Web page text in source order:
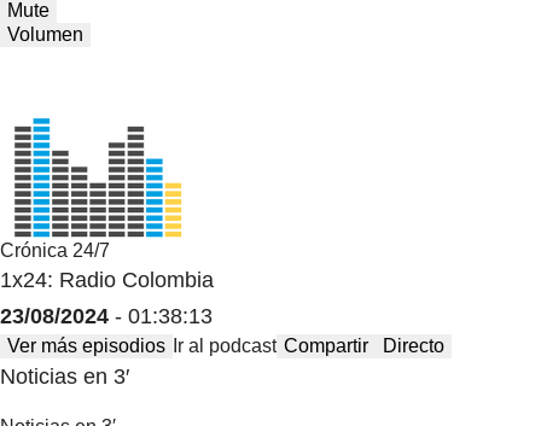
Mute
Volumen
Crónica 24/7
1x24: Radio Colombia
23/08/2024 - 01:38:13
Ver más episodios Ir al podcast Compartir Directo
Noticias en 3′